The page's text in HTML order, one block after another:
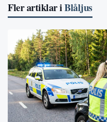
Fler artiklar iBlåljus